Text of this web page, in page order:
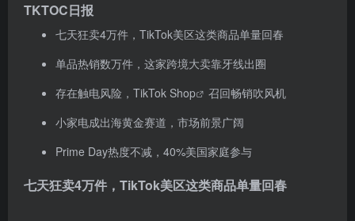
TKTOC日报
七天狂卖4万件，TikTok美区这类商品单量回春
单品热销数万件，这家跨境大卖靠牙线出圈
存在触电风险， TikTok Shop
召回畅销吹风机
小家电成出海黄金赛道，市场前景广阔
Prime Day热度不减，40%美国家庭参与
七天狂卖4万件，TikTok美区这类商品单量回春